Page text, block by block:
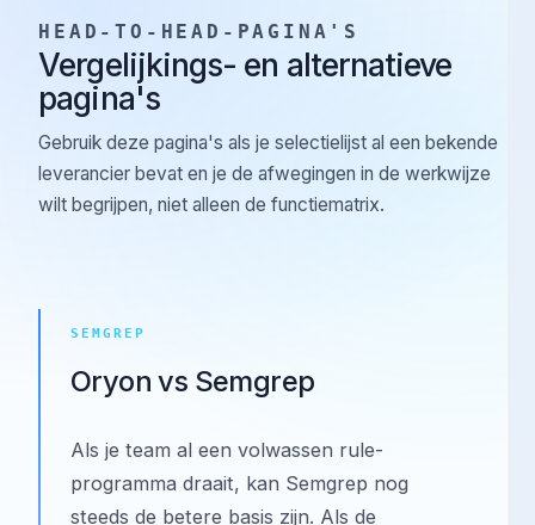
HEAD-TO-HEAD-PAGINA'S
Vergelijkings- en alternatieve
pagina's
Gebruik deze pagina's als je selectielijst al een bekende
SEMGREP
Oryon vs Semgrep